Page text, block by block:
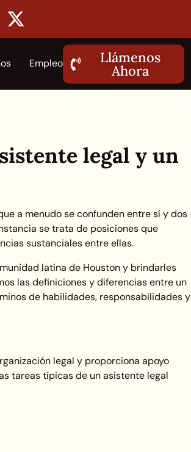
Empleo Llámenos
Ahora
legal y un
a menudo se confunden entre sí y dos
se trata de posiciones que
sustanciales entre ellas.
latina de Houston y brindarles
las definiciones y diferencias entre un
de habilidades, responsabilidades y
legal y proporciona apoyo
tareas típicas de un asistente legal